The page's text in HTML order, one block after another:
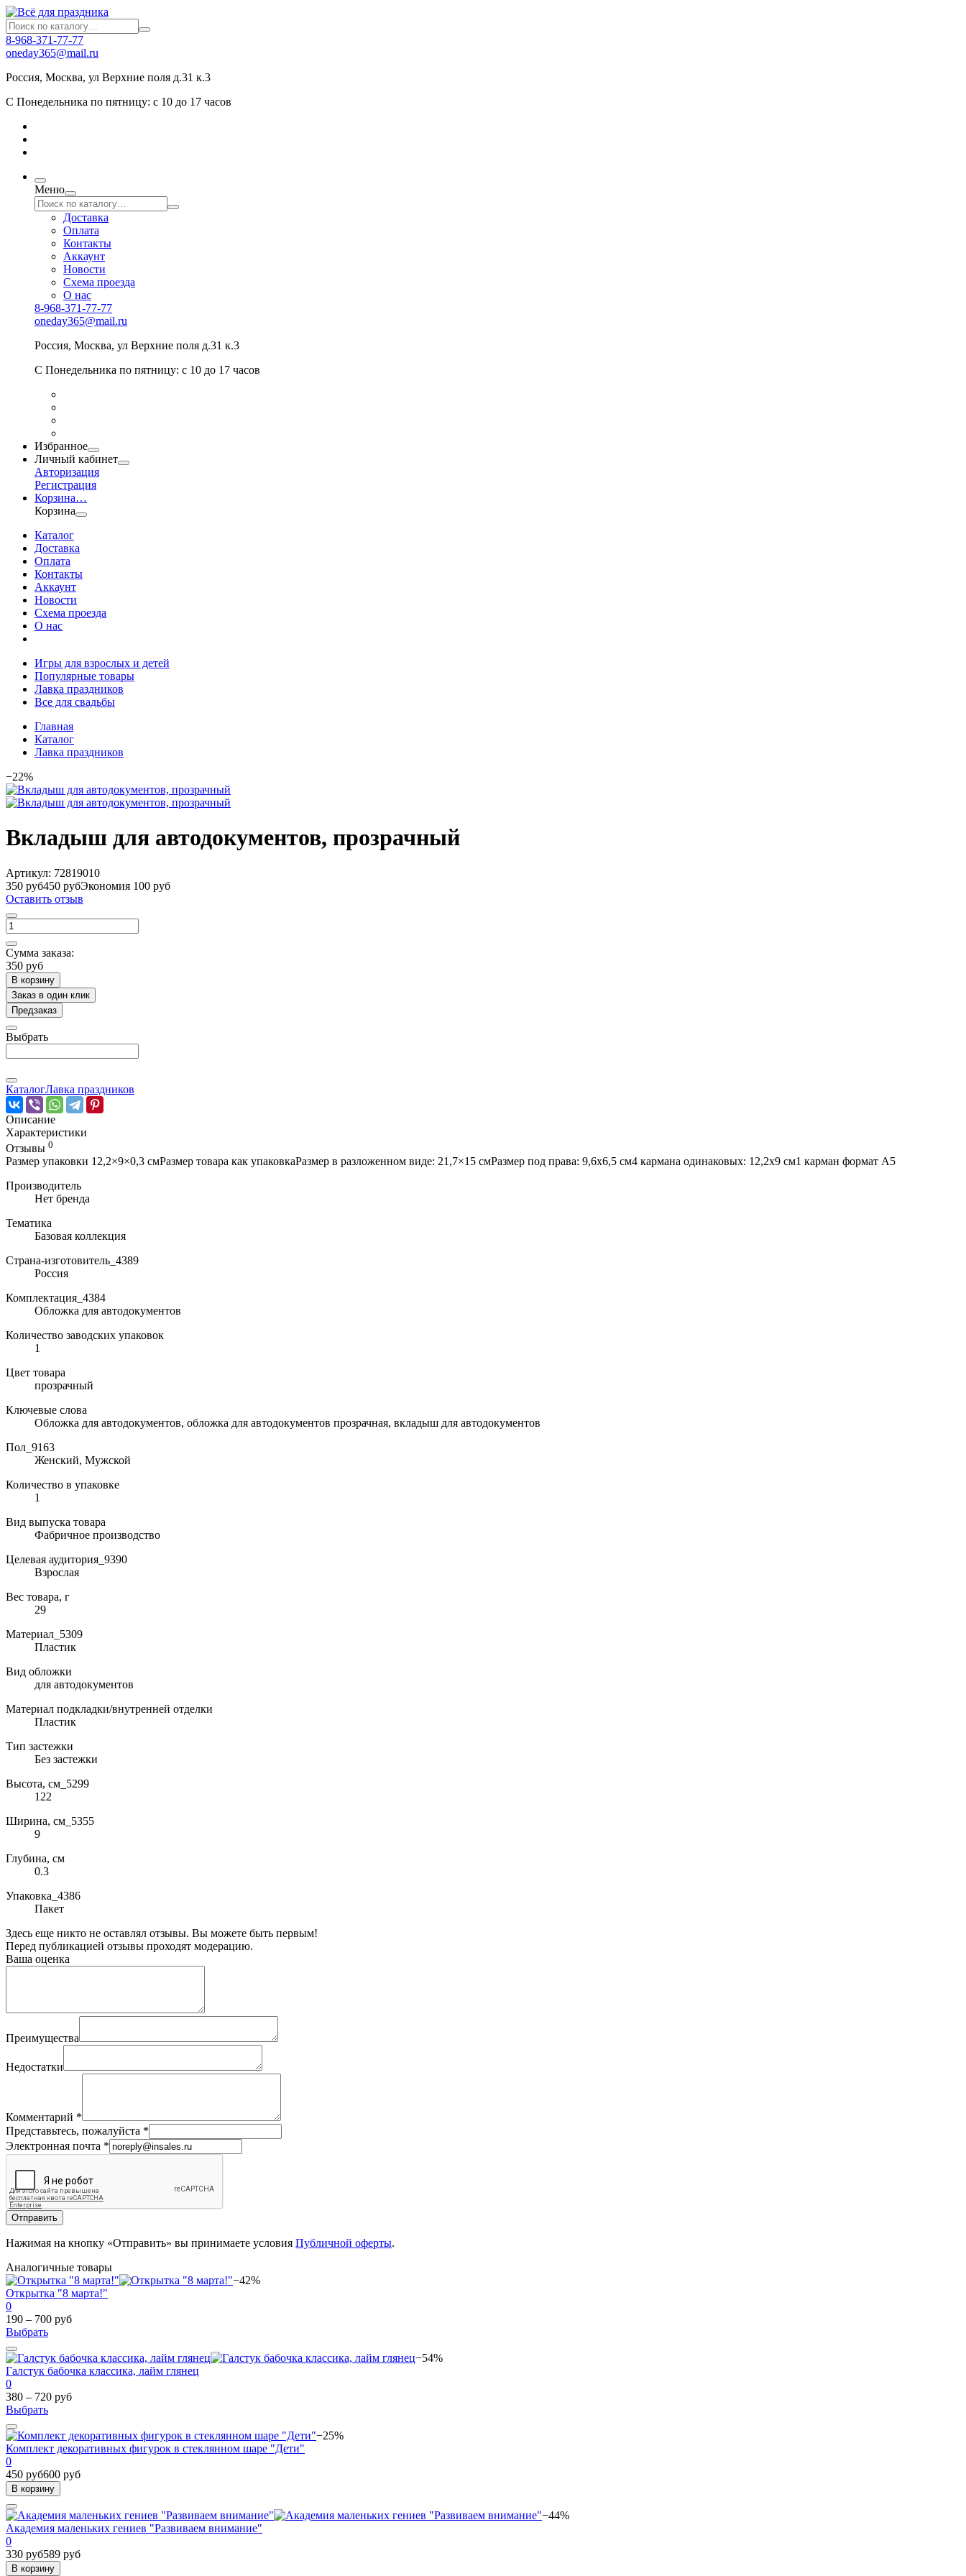
8-968-371-77-77
oneday365@mail.ru
Россия, Москва, ул Верхние поля д.31 к.3
С Понедельника по пятницу: с 10 до 17 часов
Меню
Доставка
Оплата
Контакты
Аккаунт
Новости
Схема проезда
О нас
8-968-371-77-77
oneday365@mail.ru
Россия, Москва, ул Верхние поля д.31 к.3
С Понедельника по пятницу: с 10 до 17 часов
Избранное
Личный кабинет
Авторизация
Регистрация
Корзина…
Корзина
Каталог
Доставка
Оплата
Контакты
Аккаунт
Новости
Схема проезда
О нас
Игры для взрослых и детей
Популярные товары
Лавка праздников
Все для свадьбы
Главная
Каталог
Лавка праздников
−22%
Вкладыш для автодокументов, прозрачный
Артикул: 72819010
350 руб450 рубЭкономия 100 руб
Оставить отзыв
Сумма заказа:
350 руб
В корзину
Заказ в один клик
Предзаказ
Выбрать
КаталогЛавка праздников
Описание
Характеристики
Отзывы 0
Размер упаковки 12,2×9×0,3 смРазмер товара как упаковкаРазмер в разложенном виде: 21,7×15 смРазмер под права: 9,6х6,5 см4 кармана одинаковых: 12,2х9 см1 карман формат А5
Производитель
Нет бренда
Тематика
Базовая коллекция
Страна-изготовитель_4389
Россия
Комплектация_4384
Обложка для автодокументов
Количество заводских упаковок
1
Цвет товара
прозрачный
Ключевые слова
Обложка для автодокументов, обложка для автодокументов прозрачная, вкладыш для автодокументов
Пол_9163
Женский, Мужской
Количество в упаковке
1
Вид выпуска товара
Фабричное производство
Целевая аудитория_9390
Взрослая
Вес товара, г
29
Материал_5309
Пластик
Вид обложки
для автодокументов
Материал подкладки/внутренней отделки
Пластик
Тип застежки
Без застежки
Высота, см_5299
122
Ширина, см_5355
9
Глубина, см
0.3
Упаковка_4386
Пакет
Здесь еще никто не оставлял отзывы. Вы можете быть первым!
Перед публикацией отзывы проходят модерацию.
Ваша оценка
Преимущества
Недостатки
Комментарий *
Представьтесь, пожалуйста *
Электронная почта *
Отправить
Нажимая на кнопку «Отправить» вы принимаете условия Публичной оферты.
Аналогичные товары
−42%
Открытка "8 марта!"
0
190 – 700 руб
Выбрать
−54%
Галстук бабочка классика, лайм глянец
0
380 – 720 руб
Выбрать
−25%
Комплект декоративных фигурок в стеклянном шаре "Дети"
0
450 руб600 руб
В корзину
−44%
Академия маленьких гениев "Развиваем внимание"
0
330 руб589 руб
В корзину